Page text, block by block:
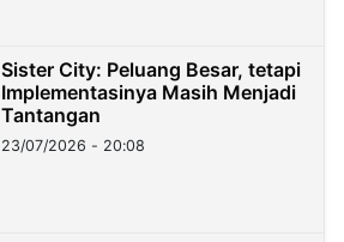
Sister City: Peluang Besar, tetapi
Implementasinya Masih Menjadi
Tantangan
23/07/2026 - 20:08